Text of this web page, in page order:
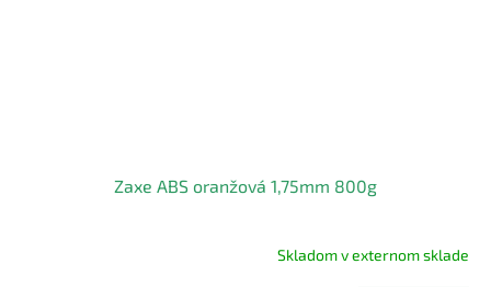
Zaxe ABS oranžová 1,75mm 800g
Skladom v externom sklade